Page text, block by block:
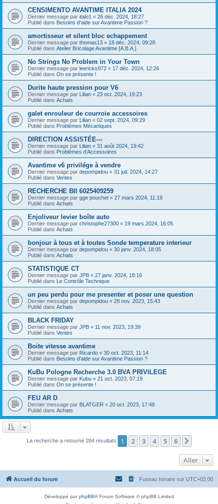
CENSIMENTO AVANTIME ITALIA 2024
Dernier message par italo1 « 26 déc. 2024, 18:27
Publié dans Besoins d'aide sur Avantime Passion ?
amortisseur et silent bloc echappement
Dernier message par thomas13 « 18 déc. 2024, 09:28
Publié dans Atelier Bricolage Avantime [A.B.A.]
No Strings No Problem in Your Town
Dernier message par leericks972 « 17 déc. 2024, 12:26
Publié dans On se présente !
Durite haute pression pour V6
Dernier message par Lilian « 23 oct. 2024, 19:23
Publié dans Achats
galet enrouleur de courroie accessoires
Dernier message par Lilian « 02 sept. 2024, 09:29
Publié dans Problèmes Mécaniques
DIRECTION ASSISTÉE---
Dernier message par Lilian « 31 août 2024, 19:42
Publié dans Problèmes d'Accessoires
Avantime v6 privilége à vendre
Dernier message par depompidou « 31 juil. 2024, 14:27
Publié dans Ventes
RECHERCHE BII 6025409259
Dernier message par gge pouchet « 27 mars 2024, 11:19
Publié dans Achats
Enjoliveur levier boîte auto
Dernier message par christophe27300 « 19 mars 2024, 16:05
Publié dans Achats
bonjour à tous et à toutes Sonde temperature interieur
Dernier message par depompidou « 30 janv. 2024, 18:05
Publié dans Achats
STATISTIQUE CT
Dernier message par JPB « 27 janv. 2024, 18:16
Publié dans Le Contrôle Technique
un peu perdu pour me presenter et poser une question
Dernier message par depompidou « 28 nov. 2023, 15:43
Publié dans Achats
BLACK FRIDAY
Dernier message par JPB « 11 nov. 2023, 19:39
Publié dans Ventes
Boite vitesse avantime
Dernier message par Ricardo « 30 oct. 2023, 11:14
Publié dans Besoins d'aide sur Avantime Passion ?
KuBu Pologne Recherche 3.0 BVA PRIVILEGE
Dernier message par Kubu « 21 oct. 2023, 07:19
Publié dans On se présente !
FEU AR D
Dernier message par BLATGER « 20 oct. 2023, 17:48
Publié dans Achats
La recherche a retourné 284 résultats 1 2 3 4 5 6
Aller
Accueil du forum Fuseau horaire sur UTC+02:00
Développé parphpBB® Forum Software © phpBB Limited